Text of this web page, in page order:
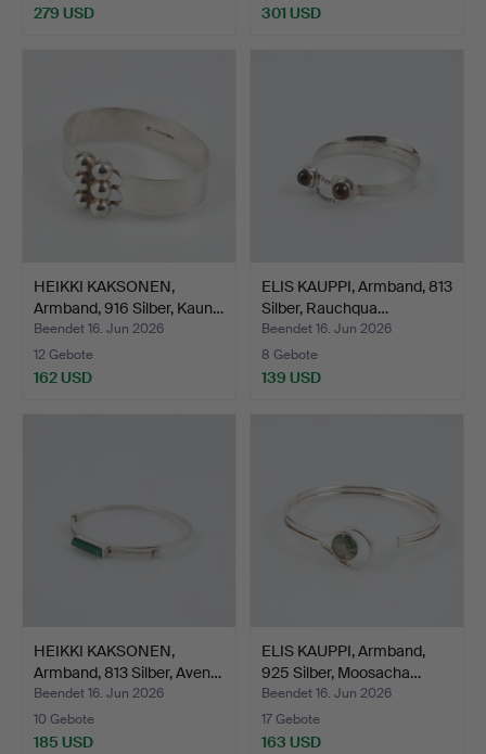
279 USD 301 USD
HEIKKI KAKSONEN,
Armband, 916 Silber, Kaun…
Beendet 16. Jun 2026
12 Gebote
162 USD
ELIS KAUPPI, Armband, 813
Silber, Rauchqua…
Beendet 16. Jun 2026
8 Gebote
139 USD
HEIKKI KAKSONEN,
Armband, 813 Silber, Aven…
Beendet 16. Jun 2026
10 Gebote
185 USD
ELIS KAUPPI, Armband,
925 Silber, Moosacha…
Beendet 16. Jun 2026
17 Gebote
163 USD